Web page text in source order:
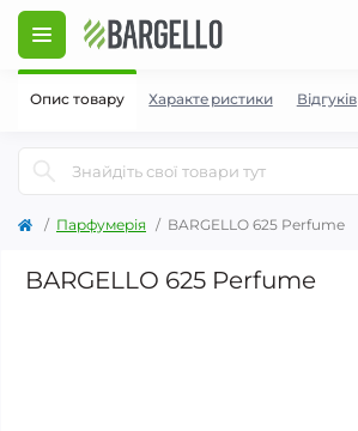
Парфумерія BARGELLO 625 Perfume
BARGELLO 625 Perfume
Опис товару Характеристики Відгуків